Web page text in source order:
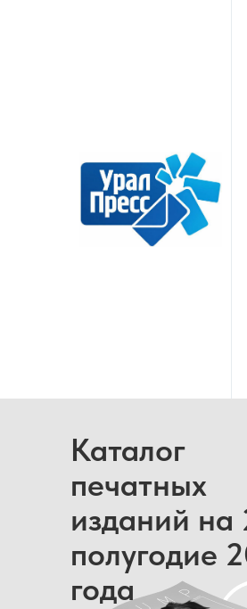
Каталог
печатных
изданий на
полугодие
года